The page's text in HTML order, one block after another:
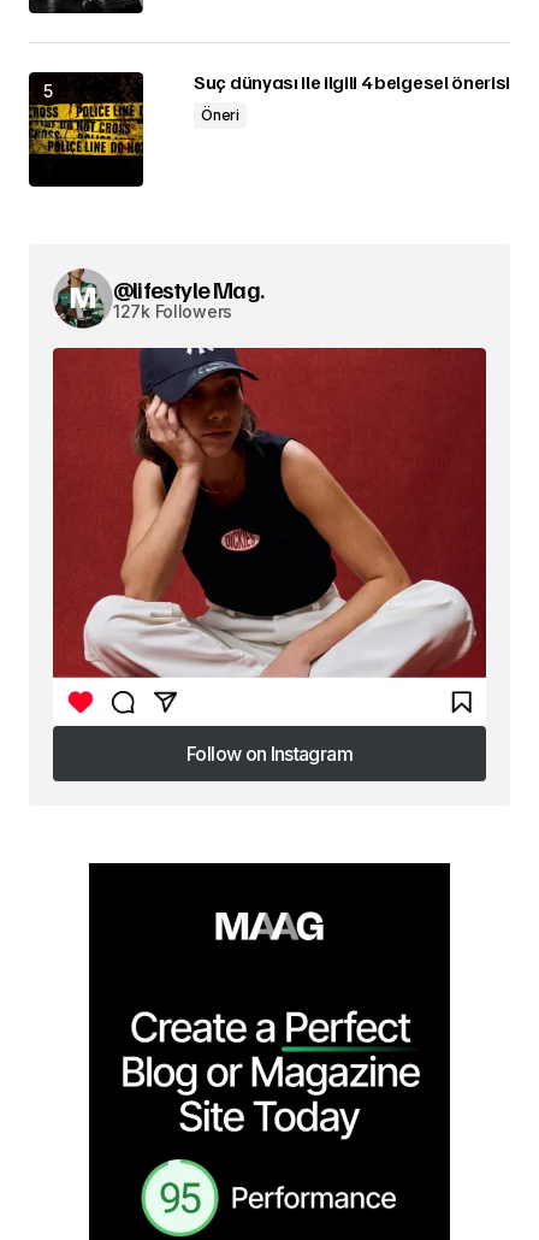
Suç dünyası ile ilgili 4 belgesel önerisi
Öneri
@lifestyle Mag.
127k Followers
Follow on Instagram
Follow on Instagram